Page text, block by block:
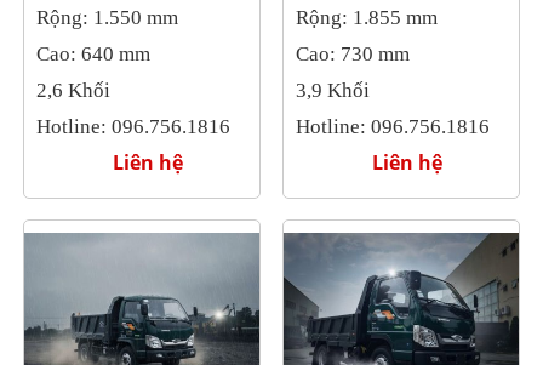
Rộng: 1.550 mm
Cao: 640 mm
2,6 Khối
Hotline: 096.756.1816
Liên hệ
Rộng: 1.855 mm
Cao: 730 mm
3,9 Khối
Hotline: 096.756.1816
Liên hệ